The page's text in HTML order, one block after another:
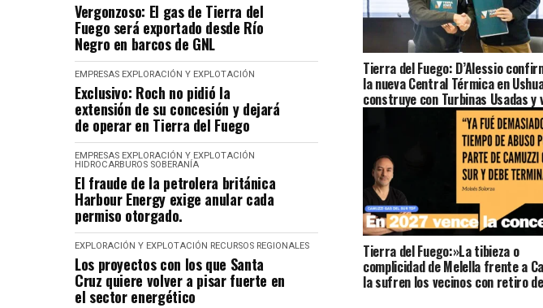
Vergonzoso: El gas de Tierra del
Fuego será exportado desde Río
Negro en barcos de GNL
EMPRESAS EXPLORACIÓN Y EXPLOTACIÓN
Exclusivo: Roch no pidió la
extensión de su concesión y dejará
de operar en Tierra del Fuego
EMPRESAS EXPLORACIÓN Y EXPLOTACIÓN
HIDROCARBUROS SOBERANÍA
El fraude de la petrolera británica
Harbour Energy exige anular cada
permiso otorgado.
EXPLORACIÓN Y EXPLOTACIÓN RECURSOS REGIONALES
Los proyectos con los que Santa
Cruz quiere volver a pisar fuerte en
el sector energético
Tierra del Fuego: D’Alessio
la nueva Central Térmica en
construye con Turbinas Usadas y
de la provincia China de Shaanxi.
Tierra del Fuego:»La tibieza o
complicidad de Melella frente a
la sufren los vecinos con retiro de